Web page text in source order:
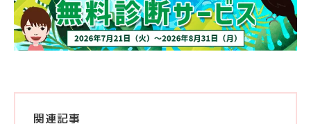
関連記事